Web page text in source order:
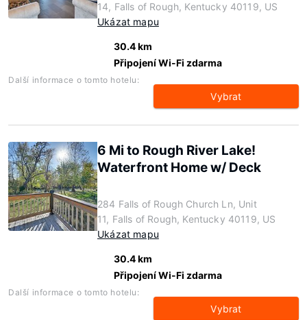
14, Falls of Rough, Kentucky 40119, US
Ukázat mapu
30.4 km
Připojení Wi-Fi zdarma
Další informace o tomto hotelu:
Vybrat
6 Mi to Rough River Lake!
Waterfront Home w/ Deck
284 Falls of Rough Church Ln, Unit
11, Falls of Rough, Kentucky 40119, US
Ukázat mapu
30.4 km
Připojení Wi-Fi zdarma
Další informace o tomto hotelu:
Vybrat